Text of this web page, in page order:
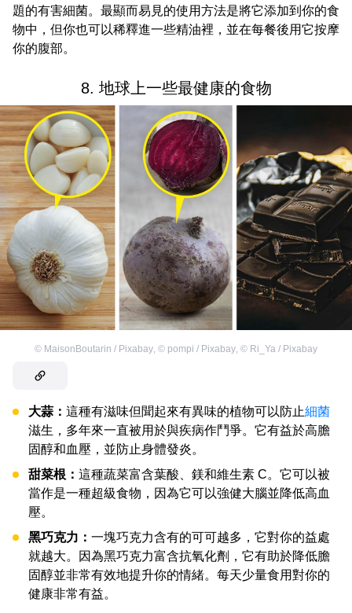
題的有害細菌。最顯而易見的使用方法是將它添加到你的食
物中，但你也可以稀釋進一些精油裡，並在每餐後用它按摩
你的腹部。
8. 地球上一些最健康的食物
© MaisonBoutarin / Pixabay © pompi / Pixabay © Ri_Ya / Pixabay
大蒜： 這種有滋味但聞起來有異味的植物可以防止細菌
滋生，多年來一直被用於與疾病作鬥爭。它有益於高膽
固醇和血壓，並防止身體發炎。
甜菜根： 這種蔬菜富含葉酸、鎂和維生素 C。它可以被
當作是一種超級食物，因為它可以強健大腦並降低高血
壓。
黑巧克力： 一塊巧克力含有的可可越多，它對你的益處
就越大。因為黑巧克力富含抗氧化劑，它有助於降低膽
固醇並非常有效地提升你的情緒。每天少量食用對你的
健康非常有益。